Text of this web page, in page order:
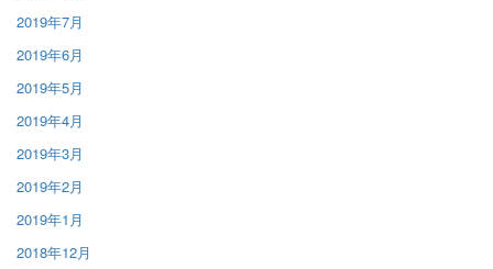
2019年7月
2019年6月
2019年5月
2019年4月
2019年3月
2019年2月
2019年1月
2018年12月